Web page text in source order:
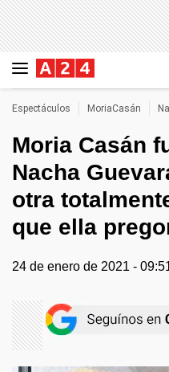
Espectáculos MoriaCasán
Moria Casán
Nacha
otra
que ella
24 de enero de 2021 -